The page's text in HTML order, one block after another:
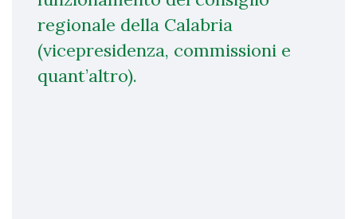
regionale della Calabria
(vicepresidenza, commissioni e
quant’altro).